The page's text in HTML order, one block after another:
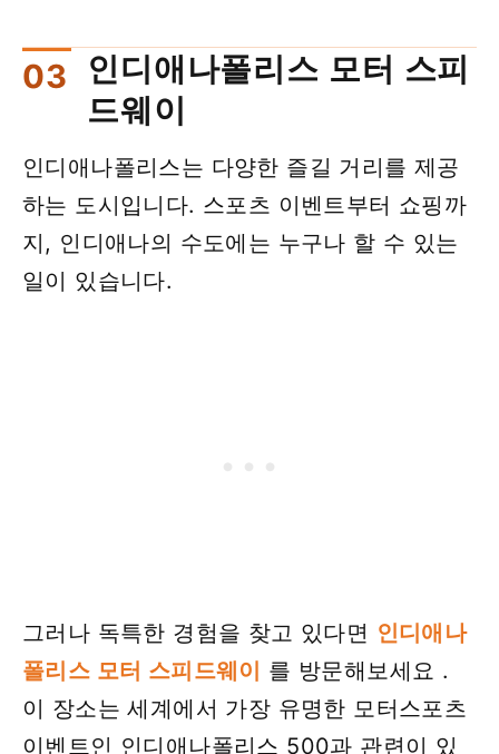
인디애나폴리스 모터 스피
드웨이
인디애나폴리스는 다양한 즐길 거리를 제공
하는 도시입니다. 스포츠 이벤트부터 쇼핑까
지, 인디애나의 수도에는 누구나 할 수 있는
일이 있습니다.
그러나 독특한 경험을 찾고 있다면 인디애나
폴리스 모터 스피드웨이 를 방문해보세요 .
이 장소는 세계에서 가장 유명한 모터스포츠
이벤트인 인디애나폴리스 500과 관련이 있